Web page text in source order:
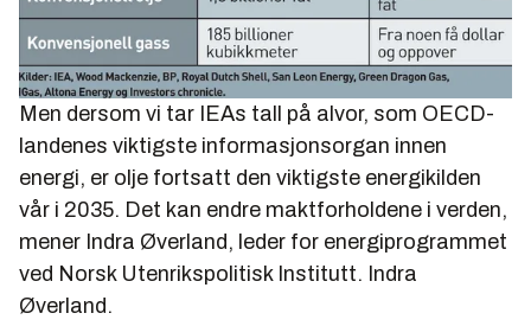
Men dersom vi tar IEAs tall på alvor, som OECD-
landenes viktigste informasjonsorgan innen
energi, er olje fortsatt den viktigste energikilden
vår i 2035. Det kan endre maktforholdene i verden,
mener Indra Øverland, leder for energiprogrammet
ved Norsk Utenrikspolitisk Institutt. Indra
Øverland.